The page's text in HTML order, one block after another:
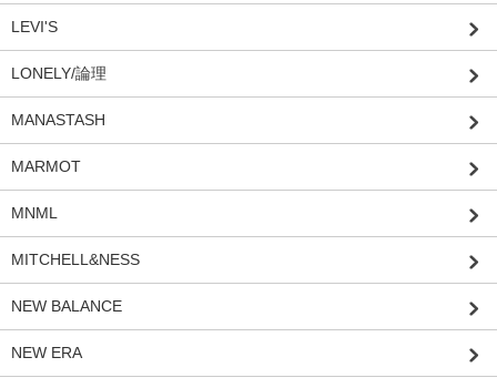
LEVI'S
LONELY/論理
MANASTASH
MARMOT
MNML
MITCHELL&NESS
NEW BALANCE
NEW ERA